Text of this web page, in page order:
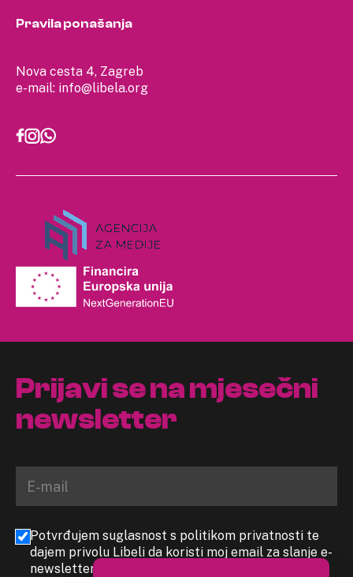
Nova cesta 4, Zagreb
e-mail: info@libela.org
Pravila ponašanja
Prijavi se na mjesečni
newsletter
Potvrđujem suglasnost s politikom privatnosti te
dajem privolu Libeli da koristi moj email za slanje e-
newslettera